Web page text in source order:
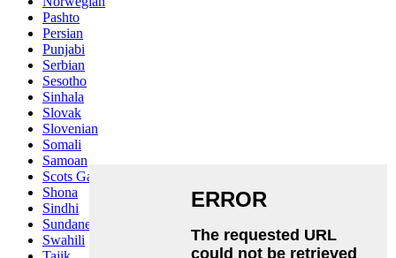
Pashto
Persian
Punjabi
Serbian
Sesotho
Sinhala
Slovak
Slovenian
Somali
Samoan
Scots Gaelic
Shona
Sindhi
Sundanese
Swahili